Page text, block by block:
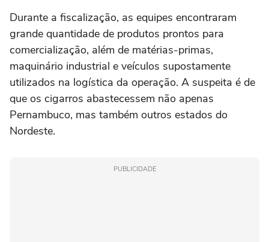
Durante a fiscalização, as equipes encontraram
grande quantidade de produtos prontos para
comercialização, além de matérias-primas,
maquinário industrial e veículos supostamente
utilizados na logística da operação. A suspeita é de
que os cigarros abastecessem não apenas
Pernambuco, mas também outros estados do
Nordeste.
PUBLICIDADE